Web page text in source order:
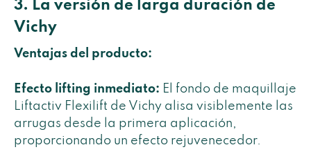
3. La versión de larga duración de
Vichy
Ventajas del producto:
Efecto lifting inmediato: El fondo de maquillaje
Liftactiv Flexilift de Vichy alisa visiblemente las
arrugas desde la primera aplicación,
proporcionando un efecto rejuvenecedor.